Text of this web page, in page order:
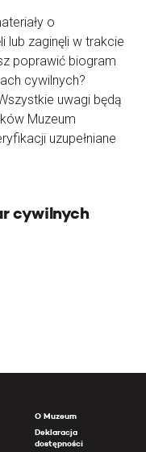
o
lub zaginęli w trakcie
poprawić biogram
cywilnych?
uwagi będą
Muzeum
uzupełniane
cywilnych
O Muzeum
Deklaracja
dostępności